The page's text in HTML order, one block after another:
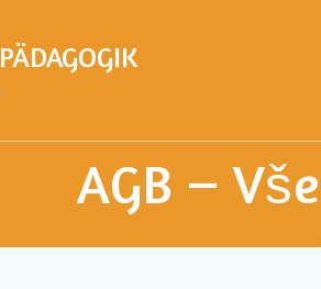
PÄDAGOGIK
AGB –